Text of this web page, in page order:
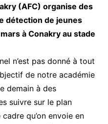
(AFC) organise des
détection de jeunes
à Conakry au stade
n’est pas donné à tout
de notre académie
demain à des
suivre sur le plan
qu’on envoie en